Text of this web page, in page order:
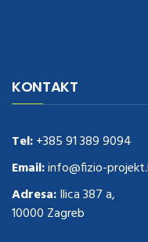
Deliveryreplica rolex watches
these guys outrelogio
https://www.natl-
watches for sale .More info
replications for sale
.you
www.consultingwatches.com
https://
KONTAKT
Tel:+385 91 389 9094
Email:info@fizio-
Adresa:Ilica 387 a,
10000 Zagreb